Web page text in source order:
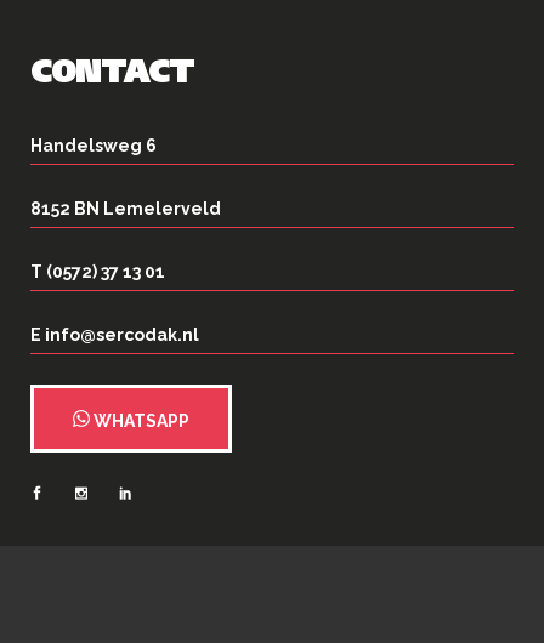
CONTACT
Handelsweg 6
8152 BN Lemelerveld
T (0572) 37 13 01
E info@sercodak.nl
WHATSAPP